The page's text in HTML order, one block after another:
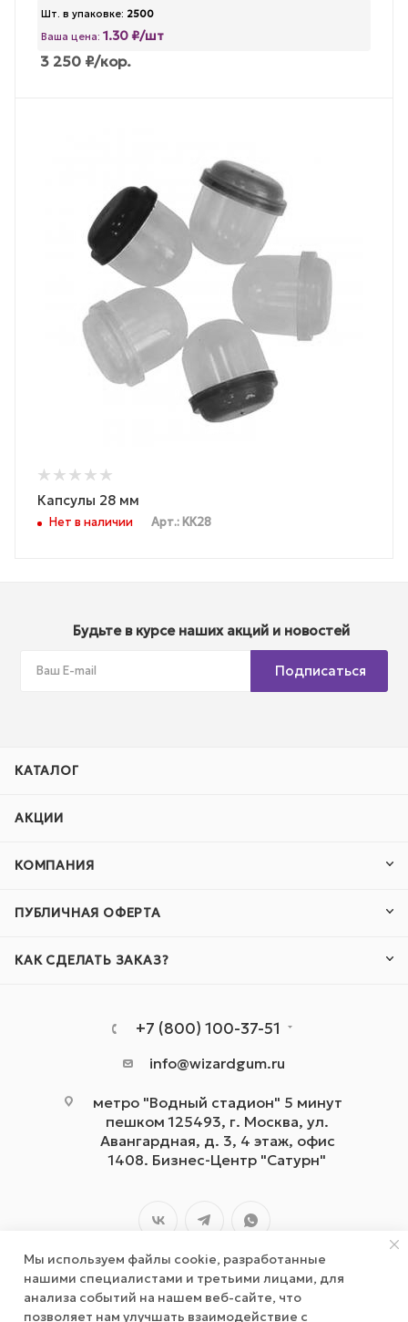
Шт. в упаковке: 2500
Ваша цена: 1.30 ₽/шт
3 250 ₽/кор.
Капсулы 28 мм
Нет в наличии Арт.: KК28
Будьте в курсе наших акций и новостей
Подписаться
КАТАЛОГ
АКЦИИ
КОМПАНИЯ
ПУБЛИЧНАЯ ОФЕРТА
КАК СДЕЛАТЬ ЗАКАЗ?
+7 (800) 100-37-51
info@wizardgum.ru
метро "Водный стадион" 5 минут
пешком 125493, г. Москва, ул.
Авангардная, д. 3, 4 этаж, офис
1408. Бизнес-Центр "Сатурн"
Мы используем файлы cookie, разработанные
нашими специалистами и третьими лицами, для
анализа событий на нашем веб-сайте, что
позволяет нам улучшать взаимодействие с